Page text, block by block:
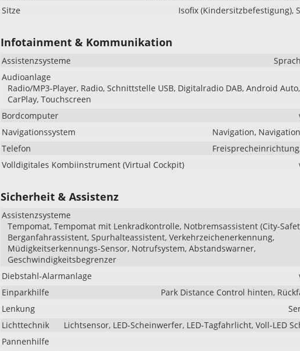
Sitze
Isofix (Kindersitzbefestigung),
Infotainment & Kommunikation
Assistenzsysteme
Audioanlage
Radio/MP3-Player, Radio, Schnittstelle USB, Digitalradio DAB, Android
CarPlay, Touchscreen
Bordcomputer
Navigationssystem
Navigation,
Telefon
Volldigitales Kombiinstrument (Virtual Cockpit)
Sicherheit & Assistenz
Assistenzsysteme
Tempomat, Tempomat mit Lenkradkontrolle, Notbremsassistent (City-
Berganfahrassistent, Spurhalteassistent, Verkehrzeichenerkennung,
Müdigkeitserkennungs-Sensor, Notrufsystem, Abstandswarner,
Geschwindigkeitsbegrenzer
Diebstahl-Alarmanlage
Einparkhilfe
Park Distance Control hinten,
Lenkung
Lichttechnik
Lichtsensor, LED-Scheinwerfer, LED-Tagfahrlicht, Voll-LED
Pannenhilfe